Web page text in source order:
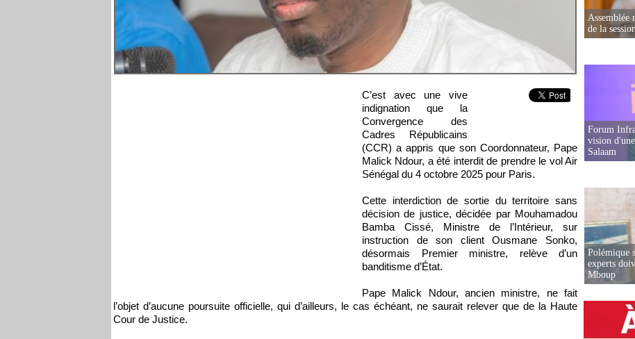
C’est avec une vive
indignation que la
Convergence des
Cadres Républicains
(CCR) a appris que son Coordonnateur, Pape
Malick Ndour, a été interdit de prendre le vol Air
Sénégal du 4 octobre 2025 pour Paris.
Cette interdiction de sortie du territoire sans
décision de justice, décidée par Mouhamadou
Bamba Cissé, Ministre de l’Intérieur, sur
instruction de son client Ousmane Sonko,
désormais Premier ministre, relève d’un
banditisme d’État.
Pape Malick Ndour, ancien ministre, ne fait
l’objet d’aucune poursuite officielle, qui d’ailleurs, le cas échéant, ne saurait relever que de la Haute
Cour de Justice.
Assemblée
de la
Forum
vision
Salaam
Polémique
experts
Mboup